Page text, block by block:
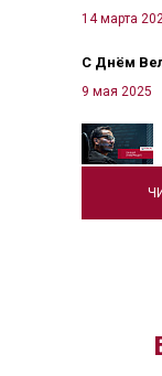
14 марта
С Днём
9 мая 2025